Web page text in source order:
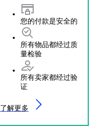
您的付款是安全的
所有物品都经过质
量检验
所有卖家都经过验
证
了解更多